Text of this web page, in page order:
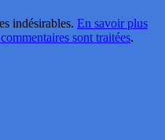
indésirables. En savoir plus
sont traitées.